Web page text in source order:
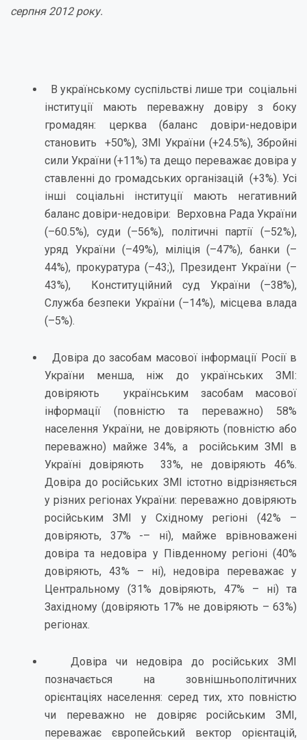
серпня 2012 року.
В українському суспільстві лише три соціальні
інституції мають переважну довіру з боку
громадян: церква (баланс довіри-недовіри
становить +50%), ЗМІ України (+24.5%), Збройні
сили України (+11%) та дещо переважає довіра у
ставленні до громадських організацій (+3%). Усі
інші соціальні інституції мають негативний
баланс довіри-недовіри: Верховна Рада України
(–60.5%), суди (–56%), політичні партії (–52%),
уряд України (–49%), міліція (–47%), банки (–
44%), прокуратура (–43;), Президент України (–
43%), Конституційний суд України (–38%),
Служба безпеки України (–14%), місцева влада
(–5%).
Довіра до засобам масової інформації Росії в
України менша, ніж до українських ЗМІ:
довіряють українським засобам масової
інформації (повністю та переважно) 58%
населення України, не довіряють (повністю або
переважно) майже 34%, а російським ЗМІ в
Україні довіряють 33%, не довіряють 46%.
Довіра до російських ЗМІ істотно відрізняється
у різних регіонах України: переважно довіряють
російським ЗМІ у Східному регіоні (42% –
довіряють, 37% -– ні), майже врівноважені
довіра та недовіра у Південному регіоні (40%
довіряють, 43% – ні), недовіра переважає у
Центральному (31% довіряють, 47% – ні) та
Західному (довіряють 17% не довіряють – 63%)
регіонах.
Довіра чи недовіра до російських ЗМІ
позначається на зовнішньополітичних
орієнтаціях населення: серед тих, хто повністю
чи переважно не довіряє російським ЗМІ,
переважає європейський вектор орієнтацій,